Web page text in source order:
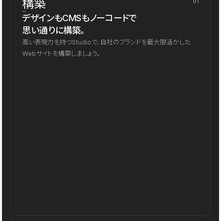
構築
デザインもCMSもノーコードで
思い通りに構築。
高い表現力を持つStudioで、自社のブランドを最大限活かした
Webサイトを構築しましょう。